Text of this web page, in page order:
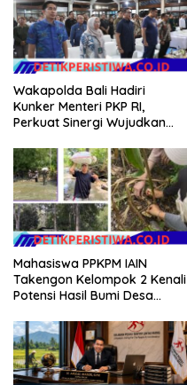
Wakapolda Bali Hadiri
Kunker Menteri PKP RI,
Perkuat Sinergi Wujudkan
Masyarakat
Mahasiswa PPKPM IAIN
Takengon Kelompok 2 Kenali
Potensi Hasil Bumi Desa